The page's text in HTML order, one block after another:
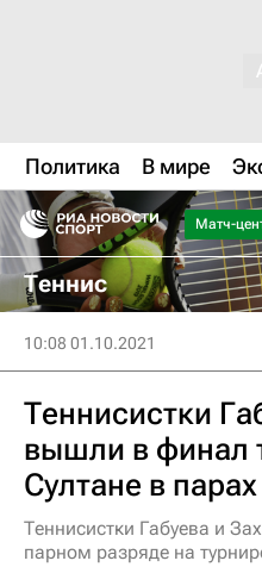
Политика В мире
Матч-
Теннис
10:08 01.10.2021
Теннисистки
вышли в финал
Султане в парах
Теннисистки Габуева и
парном разряде на